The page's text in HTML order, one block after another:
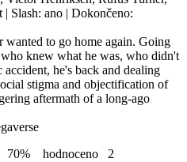
Slash: ano | Dokončeno:
wanted to go home again. Going
knew what he was, who didn't
he's back and dealing
stigma and objectification of
aftermath of a long-ago
70% hodnoceno 2